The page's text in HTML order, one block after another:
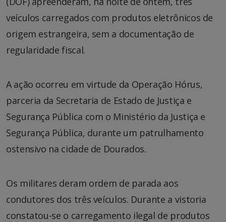
veículos carregados com produtos eletrônicos de
origem estrangeira, sem a documentação de
regularidade fiscal.
A ação ocorreu em virtude da Operação Hórus,
parceria da Secretaria de Estado de Justiça e
Segurança Pública com o Ministério da Justiça e
Segurança Pública, durante um patrulhamento
ostensivo na cidade de Dourados.
Os militares deram ordem de parada aos
condutores dos três veículos. Durante a vistoria
constatou-se o carregamento ilegal de produtos